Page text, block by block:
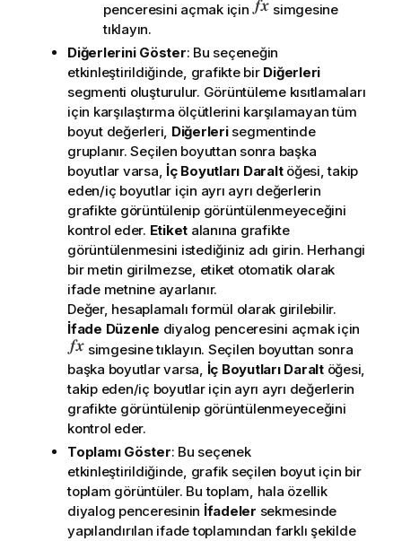
penceresini açmak için
simgesine
tıklayın.
Diğerlerini Göster: Bu seçeneğin
etkinleştirildiğinde, grafikte bir Diğerleri
segmenti oluşturulur. Görüntüleme kısıtlamaları
için karşılaştırma ölçütlerini karşılamayan tüm
boyut değerleri, Diğerlerisegmentinde
gruplanır. Seçilen boyuttan sonra başka
boyutlar varsa, İç Boyutları Daraltöğesi, takip
eden/iç boyutlar için ayrı ayrı değerlerin
grafikte görüntülenip görüntülenmeyeceğini
kontrol eder. Etiket alanına grafikte
görüntülenmesini istediğiniz adı girin. Herhangi
bir metin girilmezse, etiket otomatik olarak
ifade metnine ayarlanır.
Değer, hesaplamalı formül olarak girilebilir.
İfade Düzenle diyalog penceresini açmak için
simgesine tıklayın. Seçilen boyuttan sonra
başka boyutlar varsa, İç Boyutları Daraltöğesi,
takip eden/iç boyutlar için ayrı ayrı değerlerin
grafikte görüntülenip görüntülenmeyeceğini
kontrol eder.
Toplamı Göster: Bu seçenek
etkinleştirildiğinde, grafik seçilen boyut için bir
toplam görüntüler. Bu toplam, hala özellik
diyalog penceresinin İfadeler sekmesinde
yapılandırılan ifade toplamından farklı şekilde